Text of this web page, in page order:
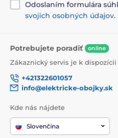
11 Je ovládanie obojku
obojok ponúka, tým je jeho
ak má obojok na každú
tým nepríjemné prepínanie
zdržiava. Obojky s týmto
je potrebné reagovať veľmi
Odoslaním formulára
svojich osobných údajov.
Potrebujete poradiť online
Zákaznický servis je k dispozícii
+421322601057
info@elektricke-obojky.sk
Kde nás nájdete
Slovenčina